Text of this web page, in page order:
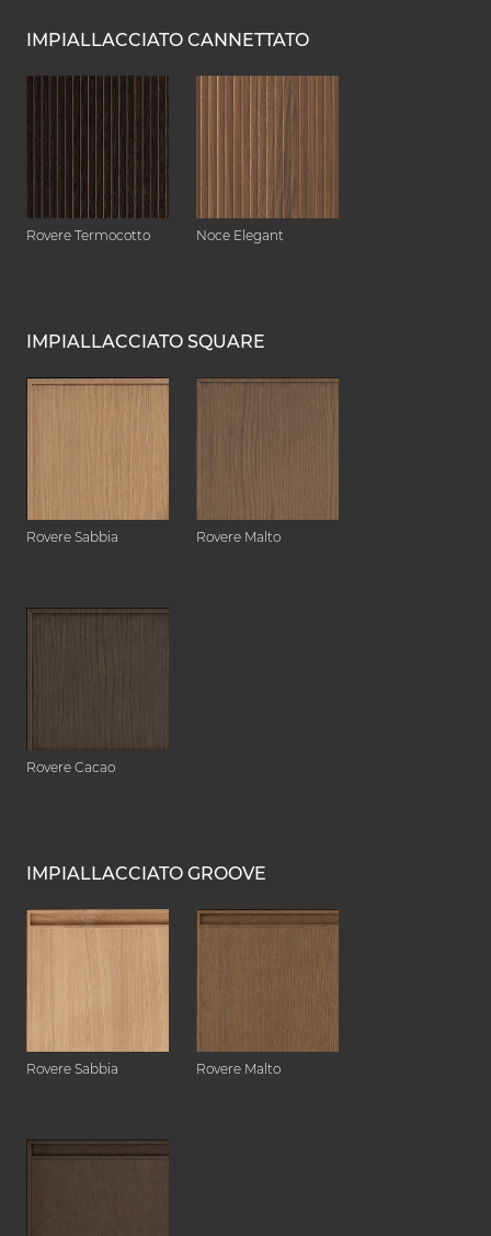
IMPIALLACCIATO CANNETTATO
Rovere Termocotto Noce Elegant
IMPIALLACCIATO SQUARE
Rovere Sabbia Rovere Malto
Rovere Cacao
IMPIALLACCIATO GROOVE
Rovere Sabbia Rovere Malto